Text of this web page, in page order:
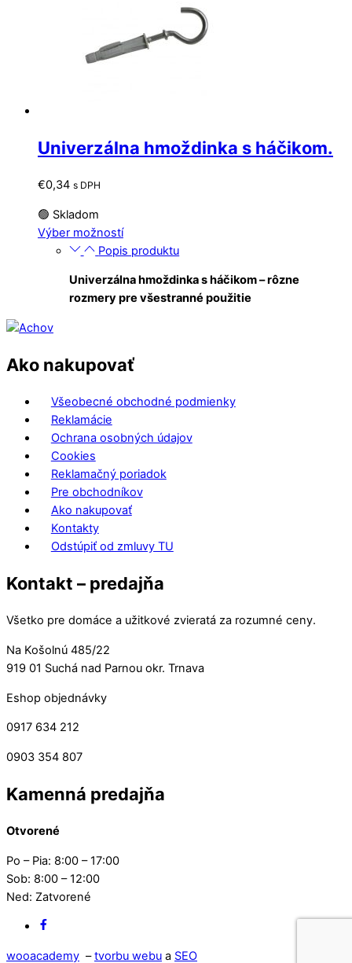
Univerzálna hmoždinka s háčikom.
€0,34 s DPH
🟢 Skladom
Výber možnostíTento
produkt
viacero
variantov.
môžete
vybrať
na
produktu.
Popis produktu
Univerzálna hmoždinka s háčikom – rôzne
rozmery pre všestranné použitie
Ako nakupovať
Všeobecné obchodné podmienky
Reklamácie
Ochrana osobných údajov
Cookies
Reklamačný poriadok
Pre obchodníkov
Ako nakupovať
Kontakty
Odstúpiť od zmluvy TU
Kontakt – predajňa
Všetko pre domáce a užitkové zvieratá za rozumné ceny.
Na Košolnú 485/22
919 01 Suchá nad Parnou okr. Trnava
Eshop objednávky
0917 634 212
0903 354 807
Kamenná predajňa
Otvorené
Po – Pia: 8:00 – 17:00
Sob: 8:00 – 12:00
Ned: Zatvorené
wooacademy –tvorbu webu a SEO